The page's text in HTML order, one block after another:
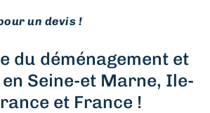
un devis !
du déménagement et
Seine-et Marne, Ile-
et France !